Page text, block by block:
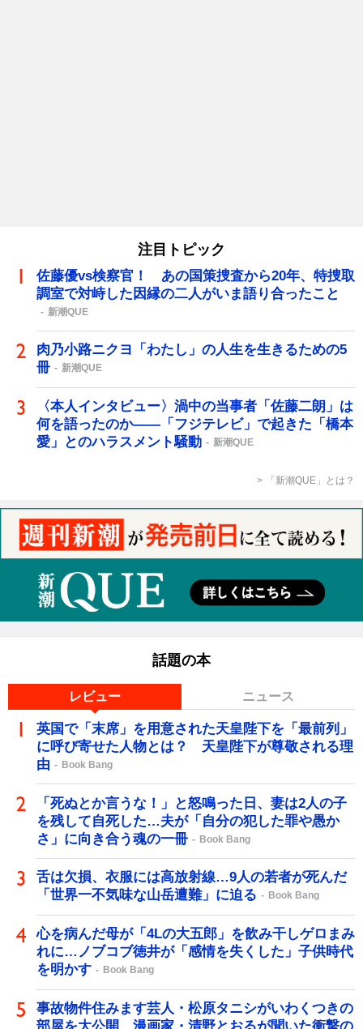
注目トピック
佐藤優vs検察官！ あの国策捜査から20年、特捜取
調室で対峙した因縁の二人がいま語り合ったこと
新潮QUE
肉乃小路ニクヨ「わたし」の人生を生きるための5
冊
新潮QUE
〈本人インタビュー〉渦中の当事者「佐藤二朗」は
何を語ったのか――「フジテレビ」で起きた「橋本
愛」とのハラスメント騒動
新潮QUE
「新潮QUE」とは？
話題の本
レビュー ニュース
英国で「末席」を用意された天皇陛下を「最前列」
に呼び寄せた人物とは？ 天皇陛下が尊敬される理
由
Book Bang
「死ぬとか言うな！」と怒鳴った日、妻は2人の子
を残して自死した…夫が「自分の犯した罪や愚か
さ」に向き合う魂の一冊
Book Bang
舌は欠損、衣服には高放射線…9人の若者が死んだ
「世界一不気味な山岳遭難」に迫る
Book Bang
心を病んだ母が「4Lの大五郎」を飲み干しゲロまみ
れに…ノブコブ徳井が「感情を失くした」子供時代
を明かす
Book Bang
事故物件住みます芸人・松原タニシがいわくつきの